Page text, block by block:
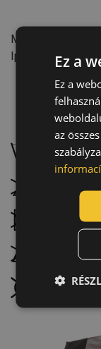
Mosási ciklusok
Iparág: Építőipar,
Mossa
Ne vasalja
Nem
Ez a
Ez a
az
informací